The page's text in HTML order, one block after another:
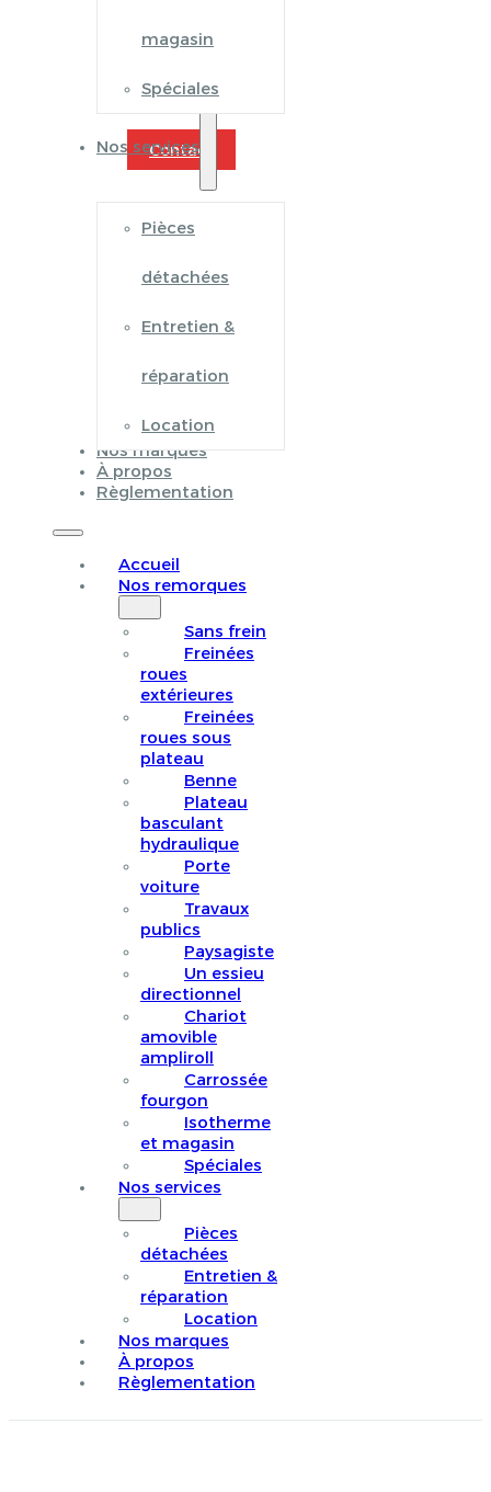
magasin
Spéciales
Nos services
Pièces
détachées
Entretien &
réparation
Location
Nos marques
À propos
Règlementation
Accueil
Nos remorques
Sans frein
Freinées
roues
extérieures
Freinées
roues sous
plateau
Benne
Plateau
basculant
hydraulique
Porte
voiture
Travaux
publics
Paysagiste
Un essieu
directionnel
Chariot
amovible
ampliroll
Carrossée
fourgon
Isotherme
et magasin
Spéciales
Nos services
Pièces
détachées
Entretien &
réparation
Location
Nos marques
À propos
Règlementation
Contact